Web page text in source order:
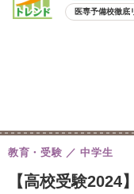
医専予備校徹底
【高校受験2024
教育・受験 中学生